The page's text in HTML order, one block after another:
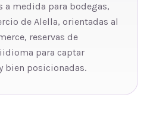
a medida para bodegas,
de Alella, orientadas al
reservas de
para captar
bien posicionadas.